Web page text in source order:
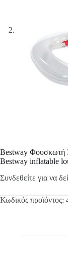
Bestway Φουσκωτή
Bestway inflatable
Συνδεθείτε για να
Κωδικός προϊόντος: